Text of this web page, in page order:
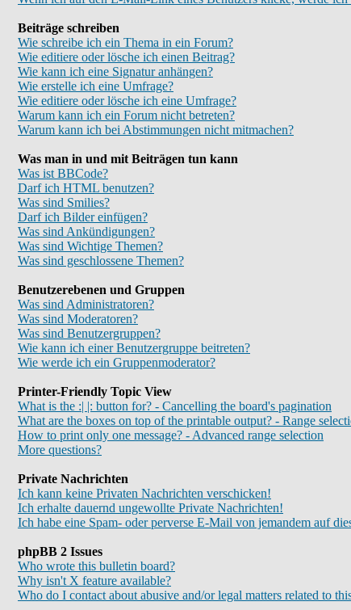
Beiträge schreiben
Wie schreibe ich ein Thema in ein Forum?
Wie editiere oder lösche ich einen Beitrag?
Wie kann ich eine Signatur anhängen?
Wie erstelle ich eine Umfrage?
Wie editiere oder lösche ich eine Umfrage?
Warum kann ich ein Forum nicht betreten?
Warum kann ich bei Abstimmungen nicht mitmachen?
Was man in und mit Beiträgen tun kann
Was ist BBCode?
Darf ich HTML benutzen?
Was sind Smilies?
Darf ich Bilder einfügen?
Was sind Ankündigungen?
Was sind Wichtige Themen?
Was sind geschlossene Themen?
Benutzerebenen und Gruppen
Was sind Administratoren?
Was sind Moderatoren?
Was sind Benutzergruppen?
Wie kann ich einer Benutzergruppe beitreten?
Wie werde ich ein Gruppenmoderator?
Printer-Friendly Topic View
What is the :| |: button for? - Cancelling the board's pagination
What are the boxes on top of the printable output? - Range
How to print only one message? - Advanced range selection
More questions?
Private Nachrichten
Ich kann keine Privaten Nachrichten verschicken!
Ich erhalte dauernd ungewollte Private Nachrichten!
Ich habe eine Spam- oder perverse E-Mail von jemandem auf
phpBB 2 Issues
Who wrote this bulletin board?
Why isn't X feature available?
Who do I contact about abusive and/or legal matters related to